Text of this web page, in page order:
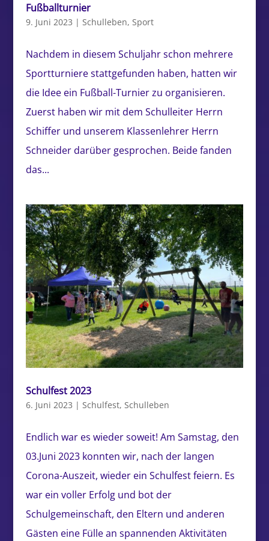
Fußballturnier
9. Juni 2023 | Schulleben, Sport
Nachdem in diesem Schuljahr schon mehrere
Sportturniere stattgefunden haben, hatten wir
die Idee ein Fußball-Turnier zu organisieren.
Zuerst haben wir mit dem Schulleiter Herrn
Schiffer und unserem Klassenlehrer Herrn
Schneider darüber gesprochen. Beide fanden
das...
Schulfest 2023
6. Juni 2023 | Schulfest, Schulleben
Endlich war es wieder soweit! Am Samstag, den
03.Juni 2023 konnten wir, nach der langen
Corona-Auszeit, wieder ein Schulfest feiern. Es
war ein voller Erfolg und bot der
Schulgemeinschaft, den Eltern und anderen
Gästen eine Fülle an spannenden Aktivitäten